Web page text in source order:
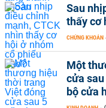
Sau
thấy cơ
CHỨNG KHOÁN
Một
cửa
bộ cửa